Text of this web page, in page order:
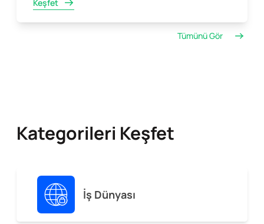
Keşfet
Tümünü Gör
Kategorileri Keşfet
İş Dünyası